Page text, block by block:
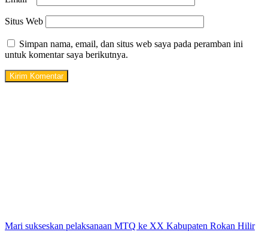
Situs Web
Simpan nama, email, dan situs web saya pada peramban ini
untuk komentar saya berikutnya.
Mari sukseskan pelaksanaan MTQ ke XX Kabupaten Rokan Hilir